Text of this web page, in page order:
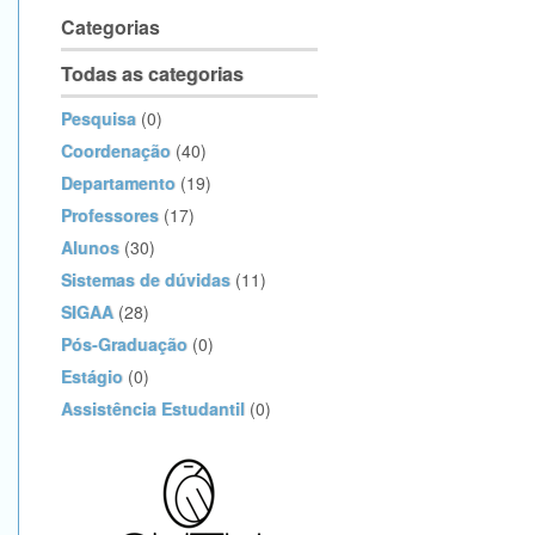
Categorias
Todas as categorias
Pesquisa (0)
Coordenação (40)
Departamento (19)
Professores (17)
Alunos (30)
Sistemas de dúvidas (11)
SIGAA (28)
Pós-Graduação (0)
Estágio (0)
Assistência Estudantil (0)